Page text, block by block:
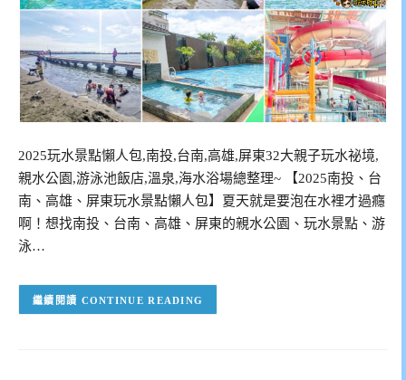
2025玩水景點懶人包,南投,台南,高雄,屏東32大親子玩水祕境,
親水公園,游泳池飯店,溫泉,海水浴場總整理~ 【2025南投、台
南、高雄、屏東玩水景點懶人包】夏天就是要泡在水裡才過癮
啊！想找南投、台南、高雄、屏東的親水公園、玩水景點、游
泳…
CONTINUE READING